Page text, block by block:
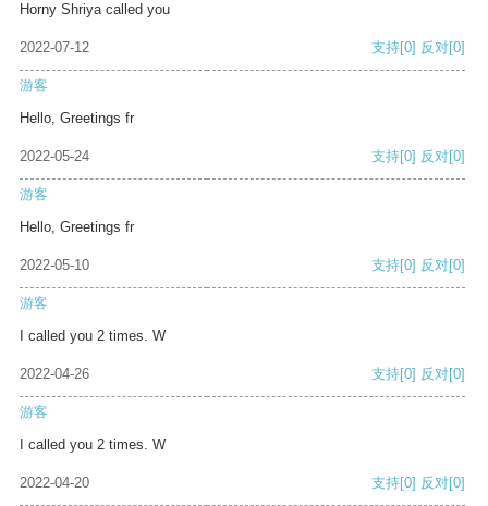
Horny Shriya called you
2022-07-12 支持[0] 反对[0]
游客
Hello, Greetings fr
2022-05-24 支持[0] 反对[0]
游客
Hello, Greetings fr
2022-05-10 支持[0] 反对[0]
游客
I called you 2 times. W
2022-04-26 支持[0] 反对[0]
游客
I called you 2 times. W
2022-04-20 支持[0] 反对[0]